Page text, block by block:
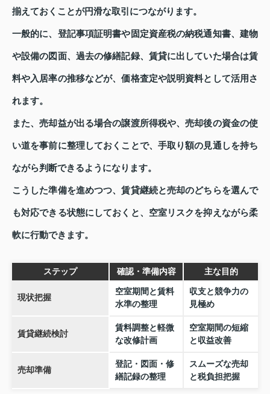
揃えておくことが円滑な取引につながります。
一般的に、登記事項証明書や固定資産税の納税通知書、建物
や設備の図面、過去の修繕記録、賃貸に出していた場合は賃
料や入居率の推移などが、価格査定や説明資料として活用さ
れます。
また、売却益が出る場合の譲渡所得税や、売却後の資金の使
い道を事前に整理しておくことで、手取り額の見通しを持ち
ながら判断できるようになります。
こうした準備を進めつつ、賃貸継続と売却のどちらを選んで
も対応できる状態にしておくと、空室リスクを抑えながら柔
軟に行動できます。
ステップ 確認・準備内容 主な目的
現状把握
空室期間と賃料
水準の整理
収支と競争力の
見極め
賃貸継続検討
賃料調整と軽微
な改修計画
空室期間の短縮
と収益改善
売却準備
登記・図面・修
繕記録の整理
スムーズな売却
と税負担把握